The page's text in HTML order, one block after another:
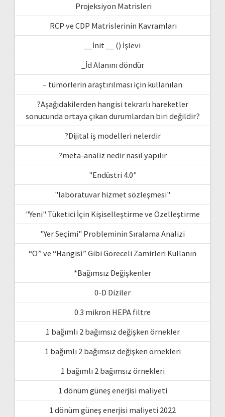
Projeksiyon Matrisleri
RCP ve CDP Matrislerinin Kavramları
__İnit __ () İşlevi
_İd Alanını döndür
– tümörlerin araştırılması için kullanılan
?Aşağıdakilerden hangisi tekrarlı hareketler
sonucunda ortaya çıkan durumlardan biri değildir?
?Dijital iş modelleri nelerdir
?meta-analiz nedir nasıl yapılır
"Endüstri 4.0"
"laboratuvar hizmet sözleşmesi"
"Yeni" Tüketici İçin Kişiselleştirme ve Özelleştirme
"Yer Seçimi" Probleminin Sıralama Analizi
“O” ve “Hangisi” Gibi Göreceli Zamirleri Kullanın
*Bağımsız Değişkenler
0-D Diziler
0.3 mikron HEPA filtre
1 bağımlı 2 bağımsız değişken örnekler
1 bağımlı 2 bağımsız değişken örnekleri
1 bağımlı 2 bağımsız örnekleri
1 dönüm güneş enerjisi maliyeti
1 dönüm güneş enerjisi maliyeti 2022